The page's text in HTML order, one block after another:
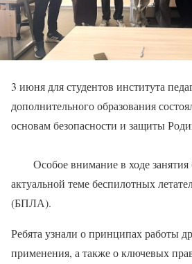
3 июня для студентов института
дополнительного образования
основам безопасности и защиты
Особое внимание в ходе
актуальной теме беспилотных
(БПЛА).
Ребята узнали о принципах работы
применения, а также о ключевых